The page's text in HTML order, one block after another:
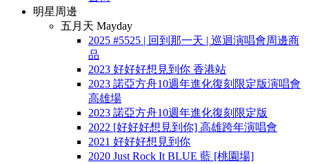
明星周邊
五月天 Mayday
2025 #5525 | 回到那一天 | 巡迴演唱會周邊商
品
2023 好好好想見到你 香港站
2023 諾亞方舟10週年進化復刻限定版演唱會
高雄場
2023 諾亞方舟10週年進化復刻限定版
2022 [好好好想見到你] 高雄跨年演唱會
2021 好好好想見到你
2020 Just Rock It BLUE 藍 [桃園場]